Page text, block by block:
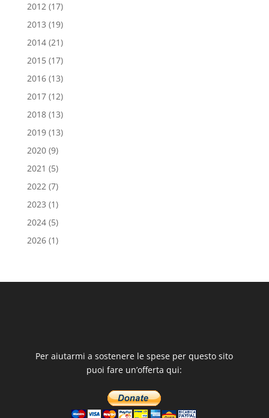
2012(17)
2013 (19)
2014(21)
2015(17)
2016(13)
2017(12)
2018(13)
2019(13)
2020(9)
2021 (5)
2022(7)
2023 (1)
2024(5)
2026(1)
Per aiutarmi a sostenere le spese per questo sito
puoi fare un’offerta qui: